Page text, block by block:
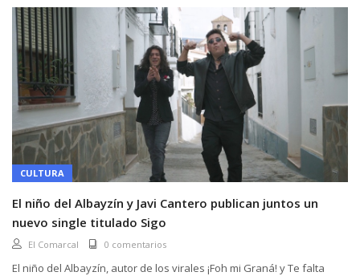
CULTURA
El niño del Albayzín y Javi Cantero publican juntos un
nuevo single titulado Sigo
El Comarcal 0 comentarios
El niño del Albayzín, autor de los virales ¡Foh mi Graná! y Te falta